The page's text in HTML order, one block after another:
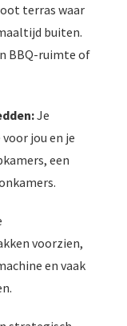
terras waar
buiten.
BBQ-ruimte of
Je
jou en je
een
voorzien,
en vaak